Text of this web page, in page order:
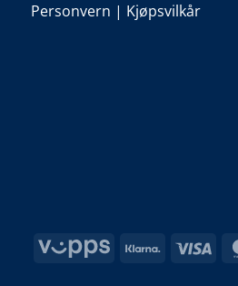
Personvern | Kjøpsvilkår
Vipps Klarna Visa